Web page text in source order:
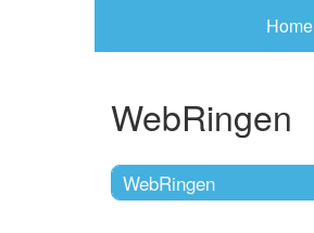
Home
WebRingen
WebRingen